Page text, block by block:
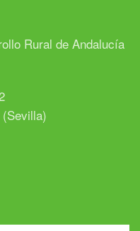
Rural de Andalucía